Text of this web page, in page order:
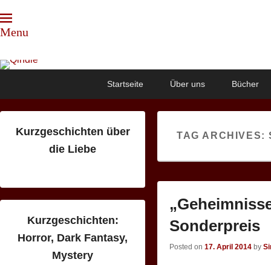
Menu
Qindie
Das Autorenkorrektiv
Startseite Über uns Bücher
TAG ARCHIVES:
Sonderpreis
Posted on 17. April 2014 by
Kurzgeschichten über
die Liebe
Kurzgeschichten:
Horror, Dark Fantasy,
Mystery